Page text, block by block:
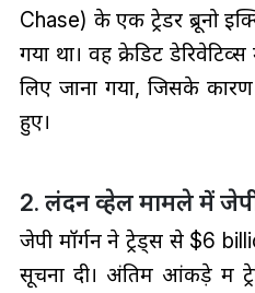
Chase) के एक ट्रेडर ब्रूनो
गया था। वह क्रेडिट
लिए जाना गया, जिसके
हुए।
2. लंदन व्हेल मामले में जेपी
जेपी मॉर्गन ने ट्रेड्स से $6
सूचना दी। अंतिम आंकड़े में